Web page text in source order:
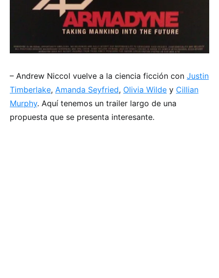
– Andrew Niccol vuelve a la ciencia ficción con Justin
Timberlake, Amanda Seyfried, Olivia Wilde y Cillian
Murphy. Aquí tenemos un trailer largo de una
propuesta que se presenta interesante.